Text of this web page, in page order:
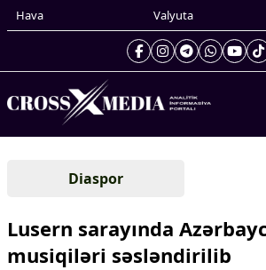
Hava Valyuta
Gündəm
Xarici xəbərlər
Cənubi Qafqaz
Diaspor
Lusern sarayında
musiqiləri səsləndirilib